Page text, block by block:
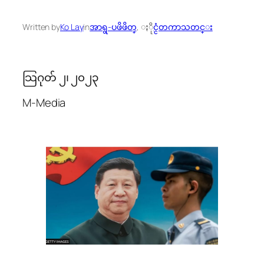
Written byKo Layinအာရွ-ပဖိဖိတ္, ႏိုင္ငံတကာသတင္း
သြဂုတ် ၂၊ ၂၀၂၃
M-Media